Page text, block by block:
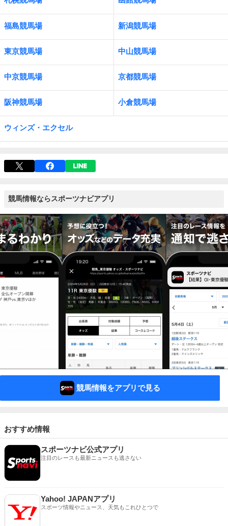
福島競馬場 新潟競馬場
東京競馬場 中山競馬場
中京競馬場 京都競馬場
阪神競馬場 小倉競馬場
ウィンズ・エクセル
競馬情報ならスポーツナビアプリ
競馬情報をアプリで見る
おすすめ情報
スポーツナビ公式アプリ
注目のレースも最新ニュースも逃さない
Yahoo! JAPANアプリ
スポーツ情報やニュース、天気もこれひとつで